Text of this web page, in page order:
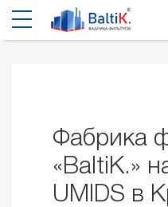
Фабрика
«BaltiK.»
UMIDS в